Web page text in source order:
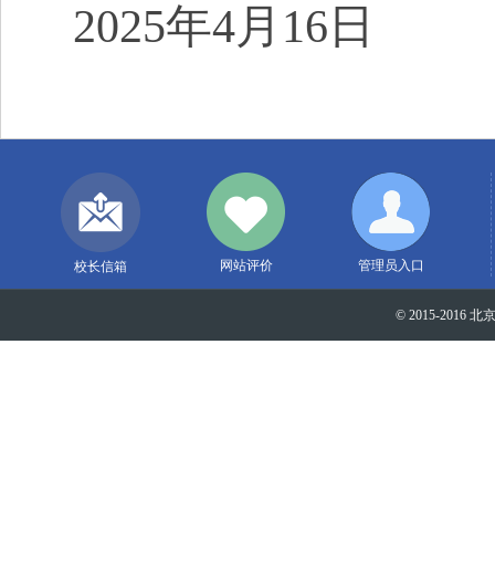
2025年4月 16 日
校长信箱 网站评价 管理员入口
© 2015-2016